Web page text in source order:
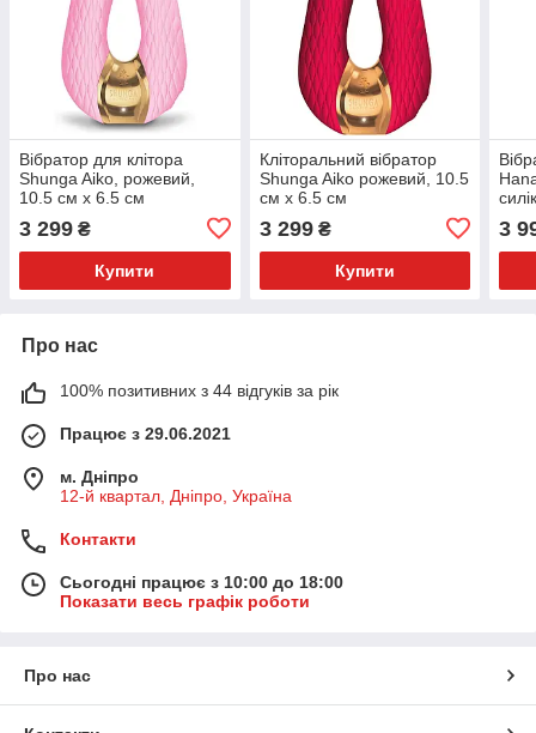
Вібратор для клітора
Shunga Aiko, рожевий,
10.5 см х 6.5 см
3 299 ₴
Купити
Кліторальний вібратор
Shunga Aiko рожевий, 10.5
см х 6.5 см
3 299₴
Купити
3
Про нас
100% позитивних з 44 відгуків за рік
Працює з 29.06.2021
м. Дніпро
12-й квартал, Дніпро, Україна
Контакти
Сьогодні працює з 10:00 до 18:00
Показати весь графік роботи
Про нас